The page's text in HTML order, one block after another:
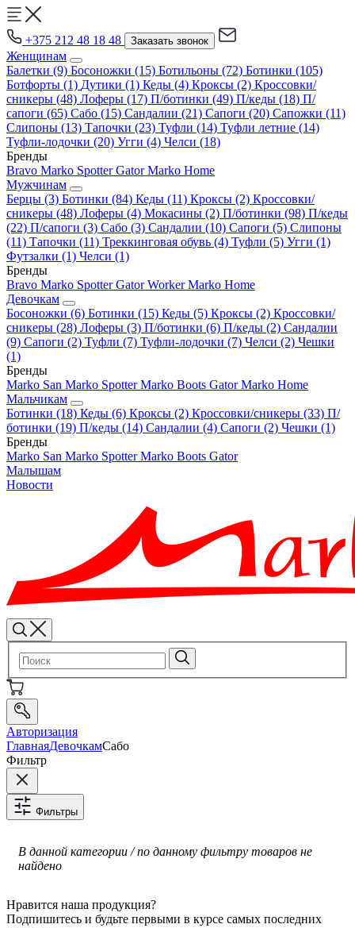
+375 212 48 18 48 Заказать звонок
Женщинам
Балетки (9) Босоножки (15) Ботильоны (72) Ботинки (105)
Ботфорты (1) Дутики (1) Кеды (4) Кроксы (2) Кроссовки/
сникеры (48) Лоферы (17) П/ботинки (49) П/кеды (18) П/
сапоги (65) Сабо (15) Сандалии (21) Сапоги (20) Сапожки (11)
Слипоны (13) Тапочки (23) Туфли (14) Туфли летние (14)
Туфли-лодочки (20) Угги (4) Челси (18)
Бренды
Bravo Marko Spotter Gator Marko Home
Мужчинам
Берцы (3) Ботинки (84) Кеды (11) Кроксы (2) Кроссовки/
сникеры (48) Лоферы (4) Мокасины (2) П/ботинки (98) П/кеды
(22) П/сапоги (3) Сабо (3) Сандалии (10) Сапоги (5) Слипоны
(11) Тапочки (11) Треккинговая обувь (4) Туфли (5) Угги (1)
Футзалки (1) Челси (1)
Бренды
Bravo Marko Spotter Gator Worker Marko Home
Девочкам
Босоножки (6) Ботинки (15) Кеды (5) Кроксы (2) Кроссовки/
сникеры (28) Лоферы (3) П/ботинки (6) П/кеды (2) Сандалии
(9) Сапоги (2) Туфли (7) Туфли-лодочки (7) Челси (2) Чешки
(1)
Бренды
Marko San Marko Spotter Marko Boots Gator Marko Home
Мальчикам
Ботинки (18) Кеды (6) Кроксы (2) Кроссовки/сникеры (33) П/
ботинки (19) П/кеды (14) Сандалии (4) Сапоги (2) Чешки (1)
Бренды
Marko San Marko Spotter Marko Boots Gator
Малышам
Новости
Авторизация
ГлавнаяДевочкамСабо
Фильтр
Фильтры
В данной категории / по данному фильтру товаров не
найдено
Нравится наша продукция?
Подпишитесь и будьте первыми в курсе самых последних